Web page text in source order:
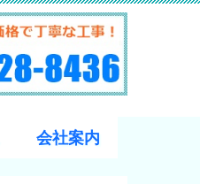
会社案内